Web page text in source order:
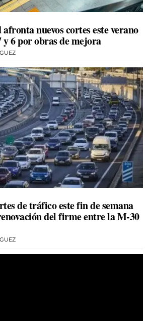
nuevos cortes este verano
y 6 por obras de mejora
de tráfico este fin de semana
del firme entre la M-30